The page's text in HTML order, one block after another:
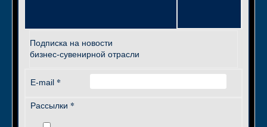
Подписка на новости
бизнес-сувенирной отрасли
E-mail *
Рассылки *